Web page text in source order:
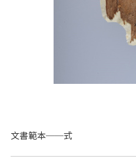
文書範本──式